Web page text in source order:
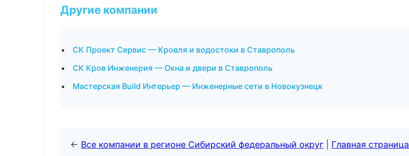
Другие компании
СК Проект Сервис — Кровля и водостоки в Ставрополь
СК Кров Инженерия — Окна и двери в Ставрополь
Мастерская Build Интерьер — Инженерные сети в Новокузнецк
← Все компании в регионе Сибирский федеральный округ Главная страница